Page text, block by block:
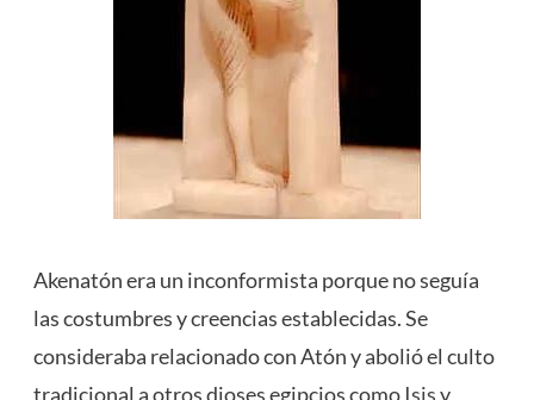
Akenatón era un inconformista porque no seguía
las costumbres y creencias establecidas. Se
consideraba relacionado con Atón y abolió el culto
tradicional a otros dioses egipcios como Isisy